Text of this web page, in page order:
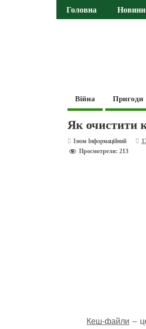
Головна Новини
Війна Пригоди
Як очистити
Ізюм Інформаційний
Просмотрели: 213
Кеш-файли –